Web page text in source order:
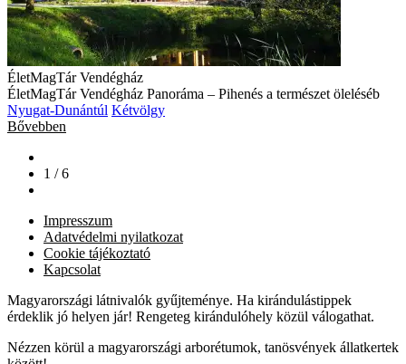
ÉletMagTár Vendégház
ÉletMagTár Vendégház Panoráma – Pihenés a természet öleléséb
Nyugat-Dunántúl Kétvölgy
Bővebben
1 / 6
Impresszum
Adatvédelmi nyilatkozat
Cookie tájékoztató
Kapcsolat
Magyarországi látnivalók gyűjteménye. Ha kirándulástippek
érdeklik jó helyen jár! Rengeteg kirándulóhely közül válogathat.
Nézzen körül a magyarországi arborétumok, tanösvények állatkertek